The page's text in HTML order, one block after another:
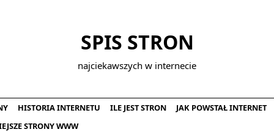
SPIS STRON
najciekawszych w internecie
HISTORIA INTERNETU ILE JEST STRON
JAK POWSTAŁ INTERNET
STRONY WWW